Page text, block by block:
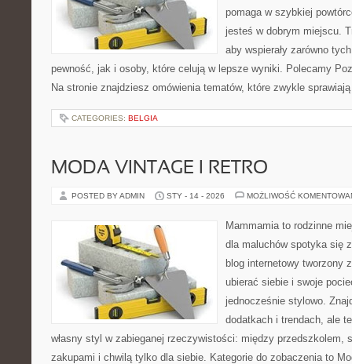
pomaga w szybkiej
jesteś w dobrym miejscu.
aby wspierały zarówno
pewność, jak i osoby, które celują w lepsze wyniki. Polecamy
Na stronie znajdziesz omówienia tematów, które zwykle
CATEGORIES: BELGIA
MODA VINTAGE I RETRO
POSTED BY ADMIN STY - 14 - 2026 MOŻLIWOŚĆ
Mammamia to rodzinne
dla maluchów spotyka się
blog internetowy tworzony
ubierać siebie i swoje
jednocześnie stylowo.
dodatkach i trendach, ale
własny styl w zabieganej rzeczywistości: między przedszkolem,
zakupami i chwilą tylko dla siebie. Kategorie do zobaczenia to